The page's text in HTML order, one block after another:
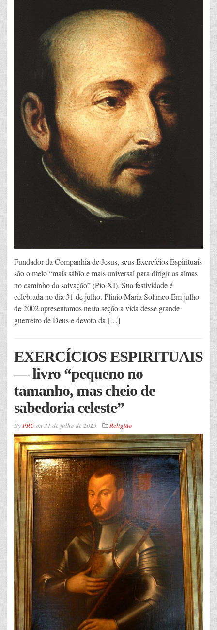
Fundador da Companhia de Jesus, seus Exercícios Espirituais
são o meio “mais sábio e mais universal para dirigir as almas
no caminho da salvação” (Pio XI). Sua festividade é
celebrada no dia 31 de julho. Plinio Maria Solimeo Em julho
de 2002 apresentamos nesta seção a vida desse grande
guerreiro de Deus e devoto da […]
EXERCÍCIOS ESPIRITUAIS
— livro “pequeno no
tamanho, mas cheio de
sabedoria celeste”
By PRCon 31 de julho de 2023 Religião